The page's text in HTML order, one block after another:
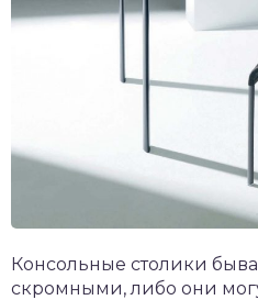
Консольные столики
скромными, либо они